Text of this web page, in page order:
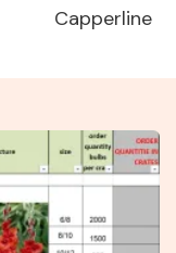
Capperline